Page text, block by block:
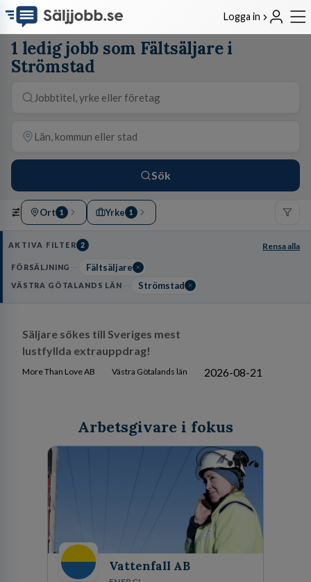
Logga in
1 ledig jobb som Fältsäljare i
Strömstad
Sök
Ort 1 Yrke 1
AKTIVA FILTER 2 Rensa alla
FÖRSÄLJNING Fältsäljare
VÄSTRA GÖTALANDS LÄN Strömstad
Säljare sökes till Sveriges mest
lustfyllda extrauppdrag!
More Than Love AB Västra Götalands län 2026-08-21
Arbetsgivare i fokus
Vattenfall AB